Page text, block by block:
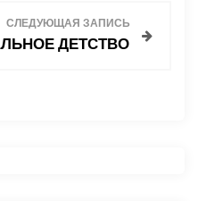
СЛЕДУЮЩАЯ ЗАПИСЬ
ДЕТСТВО